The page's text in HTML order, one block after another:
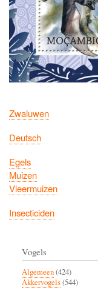
Zwaluwen
Deutsch
Egels
Muizen
Vleermuizen
Insecticiden
Vogels
Algemeen(424)
Akkervogels(544)